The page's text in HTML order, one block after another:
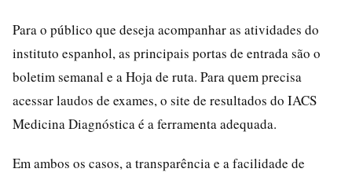
Para o público que deseja acompanhar as atividades do
instituto espanhol, as principais portas de entrada são o
boletim semanal e a Hoja de ruta. Para quem precisa
acessar laudos de exames, o site de resultados do IACS
Medicina Diagnóstica é a ferramenta adequada.
Em ambos os casos, a transparência e a facilidade de